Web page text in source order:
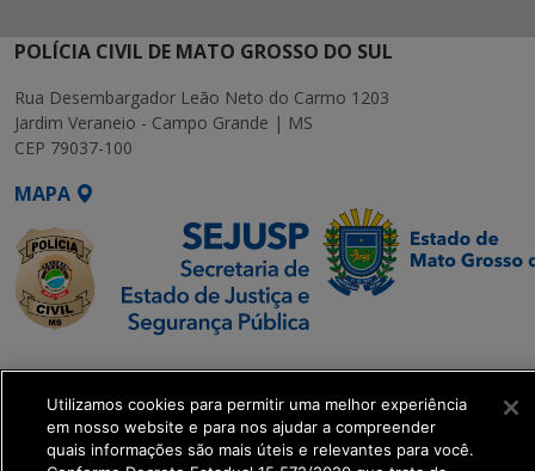
POLÍCIA CIVIL DE MATO GROSSO DO SUL
Rua Desembargador Leão Neto do Carmo 1203
Jardim Veraneio - Campo Grande | MS
CEP 79037-100
MAPA
SETDIG | Secretaria-
Executiva de
Transformação Digital
Utilizamos cookies para permitir uma melhor experiência
em nosso website e para nos ajudar a compreender
quais informações são mais úteis e relevantes para você.